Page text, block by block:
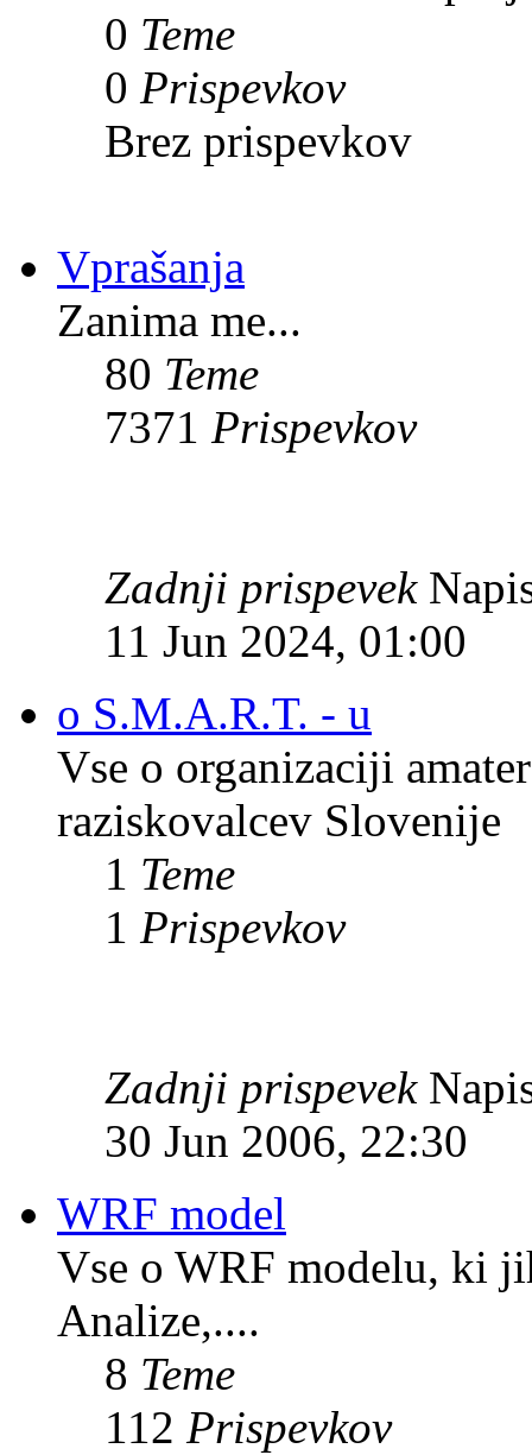
0 Teme
0 Prispevkov
Brez prispevkov
Vprašanja
Zanima me...
80 Teme
7371 Prispevkov
Zadnji prispevek
11 Jun 2024, 01:00
o S.M.A.R.T. - u
Vse o organizaciji
raziskovalcev Slovenije
1 Teme
1 Prispevkov
Zadnji prispevek
30 Jun 2006, 22:30
WRF model
Vse o WRF modelu, ki
Analize,....
8 Teme
112 Prispevkov